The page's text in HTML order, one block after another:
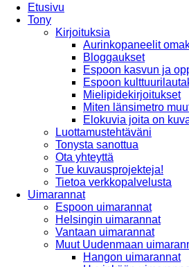
Etusivu
Tony
Kirjoituksia
Aurinkopaneelit
Bloggaukset
Espoon kasvun ja
Espoon
Mielipidekirjoitukset
Miten länsimetro
Elokuvia joita on
Luottamustehtäväni
Tonysta sanottua
Ota yhteyttä
Tue kuvausprojekteja!
Tietoa verkkopalvelusta
Uimarannat
Espoon uimarannat
Helsingin uimarannat
Vantaan uimarannat
Muut Uudenmaan
Hangon uimarannat